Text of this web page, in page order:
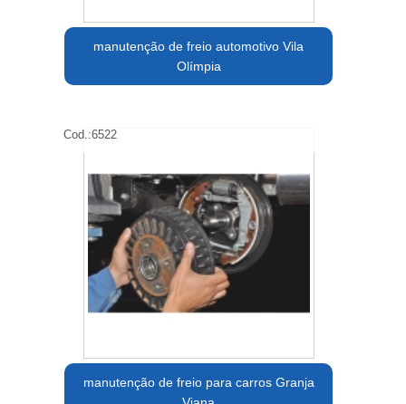
manutenção de freio automotivo Vila
Olímpia
Cod.:6522
manutenção de freio para carros Granja